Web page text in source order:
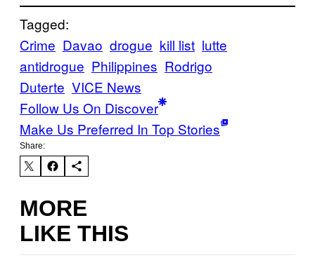
Tagged:
Crime Davao drogue kill list lutte
antidrogue Philippines Rodrigo
Duterte VICE News
Follow Us On Discover
Make Us Preferred In Top Stories
Share:
MORE
LIKE THIS